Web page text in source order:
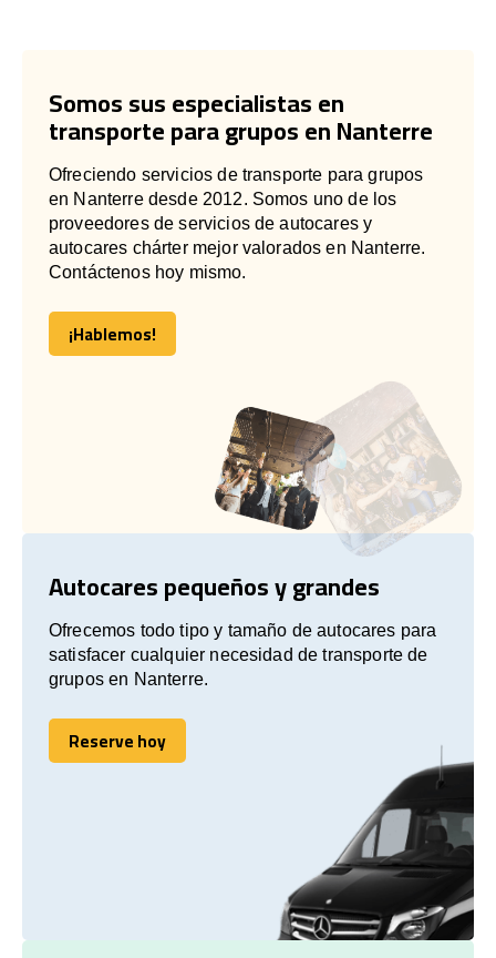
Somos sus especialistas en
transporte para grupos en Nanterre
Ofreciendo servicios de transporte para grupos
en Nanterre desde 2012. Somos uno de los
proveedores de servicios de autocares y
autocares chárter mejor valorados en Nanterre.
Contáctenos hoy mismo.
¡Hablemos!
¡Hablemos!
Autocares pequeños y grandes
Ofrecemos todo tipo y tamaño de autocares para
satisfacer cualquier necesidad de transporte de
grupos en Nanterre.
Reserve hoy
Reserve hoy